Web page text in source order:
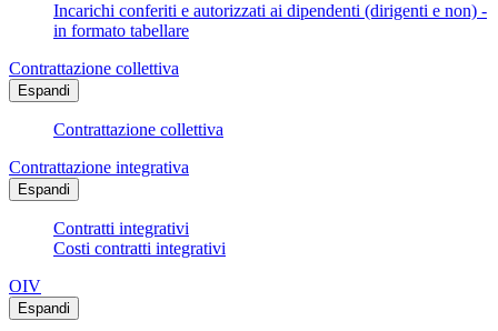
Incarichi conferiti e autorizzati ai dipendenti (dirigenti e non) -
in formato tabellare
Contrattazione collettiva
Espandi
Contrattazione collettiva
Contrattazione integrativa
Espandi
Contratti integrativi
Costi contratti integrativi
OIV
Espandi